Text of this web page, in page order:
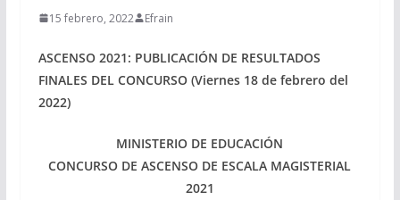
15 febrero, 2022 Efrain
ASCENSO 2021: PUBLICACIÓN DE RESULTADOS
FINALES DEL CONCURSO (Viernes 18 de febrero del
2022)
MINISTERIO DE EDUCACIÓN
CONCURSO DE ASCENSO DE ESCALA MAGISTERIAL
2021